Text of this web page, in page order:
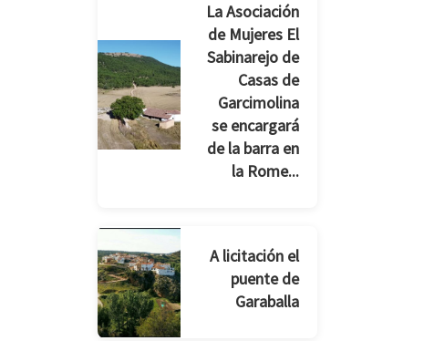
La Asociación
de Mujeres El
Sabinarejo de
Casas de
Garcimolina
se encargará
de la barra en
la Rome...
A licitación el
puente de
Garaballa